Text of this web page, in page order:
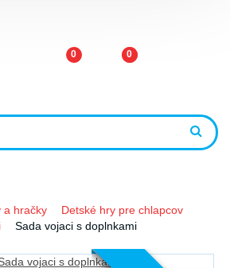
0 0
a hračky
Detské hry pre chlapcov
Sada vojaci s doplnkami